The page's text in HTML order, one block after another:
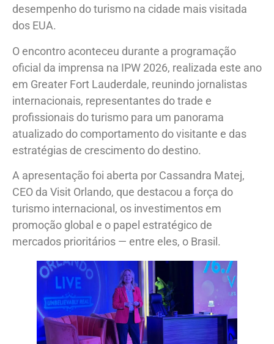
desempenho do turismo na cidade mais visitada
dos EUA.
O encontro aconteceu durante a programação
oficial da imprensa na IPW 2026, realizada este ano
em Greater Fort Lauderdale, reunindo jornalistas
internacionais, representantes do trade e
profissionais do turismo para um panorama
atualizado do comportamento do visitante e das
estratégias de crescimento do destino.
A apresentação foi aberta por Cassandra Matej,
CEO da Visit Orlando, que destacou a força do
turismo internacional, os investimentos em
promoção global e o papel estratégico de
mercados prioritários — entre eles, o Brasil.